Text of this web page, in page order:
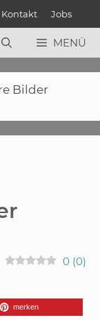
Kontakt Jobs
MENÜ
Bilder
0 (0)
merken